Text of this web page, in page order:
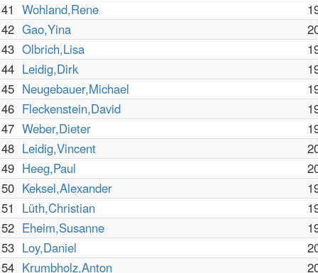
41 Wohland,Rene
42 Gao,Yina
43 Olbrich,Lisa
44 Leidig,Dirk
45 Neugebauer,Michael
46 Fleckenstein,David
47 Weber,Dieter
48 Leidig,Vincent
49 Heeg,Paul
50 Keksel,Alexander
51
Lüth,Christian
52 Eheim,Susanne
53 Loy,Daniel
54 Krumbholz,Anton